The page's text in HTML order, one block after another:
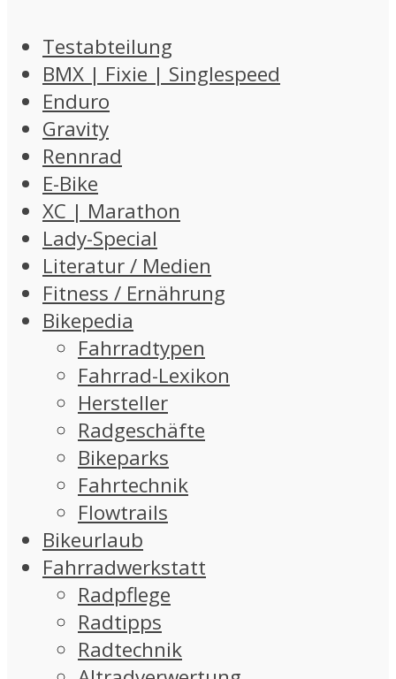
Testabteilung
BMX | Fixie | Singlespeed
Enduro
Gravity
Rennrad
E-Bike
XC | Marathon
Lady-Special
Literatur / Medien
Fitness / Ernährung
Bikepedia
Fahrradtypen
Fahrrad-Lexikon
Hersteller
Radgeschäfte
Bikeparks
Fahrtechnik
Flowtrails
Bikeurlaub
Fahrradwerkstatt
Radpflege
Radtipps
Radtechnik